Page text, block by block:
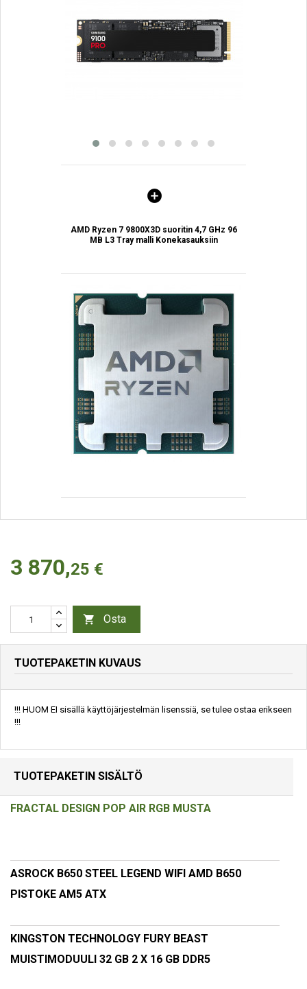
AMD Ryzen 7 9800X3D suoritin 4,7 GHz 96
MB L3 Tray malli Konekasauksiin
3 870,25 €
 Osta
TUOTEPAKETIN KUVAUS
!!! HUOM EI sisällä käyttöjärjestelmän lisenssiä, se tulee ostaa erikseen
!!!
TUOTEPAKETIN SISÄLTÖ
FRACTAL DESIGN POP AIR RGB MUSTA
ASROCK B650 STEEL LEGEND WIFI AMD B650
PISTOKE AM5 ATX
KINGSTON TECHNOLOGY FURY BEAST
MUISTIMODUULI 32 GB 2 X 16 GB DDR5